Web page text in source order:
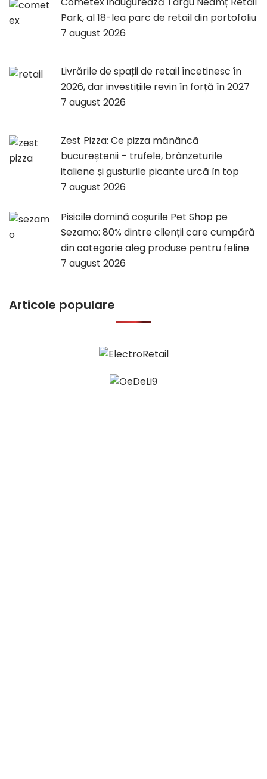
Park, al 18-lea parc de retail din portofoliu
7 august 2026
Livrările de spații de retail încetinesc în
2026, dar investițiile revin în forță în 2027
7 august 2026
Zest Pizza: Ce pizza mănâncă
bucureștenii – trufele, brânzeturile
italiene și gusturile picante urcă în top
7 august 2026
Pisicile domină coșurile Pet Shop pe
Sezamo: 80% dintre clienții care cumpără
din categorie aleg produse pentru feline
7 august 2026
Articole populare